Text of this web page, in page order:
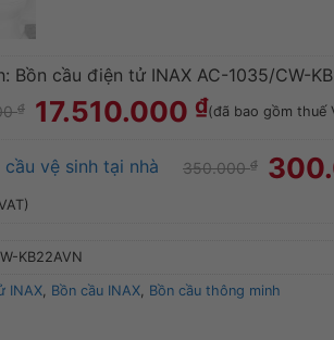
Bồn cầu điện tử INAX AC-1035/CW-
₫ 17.510.000 ₫(đã bao gồm thuế
vệ sinh tại nhà 350.000₫
KB22AVN
INAX, Bồn cầu INAX, Bồn cầu thông minh